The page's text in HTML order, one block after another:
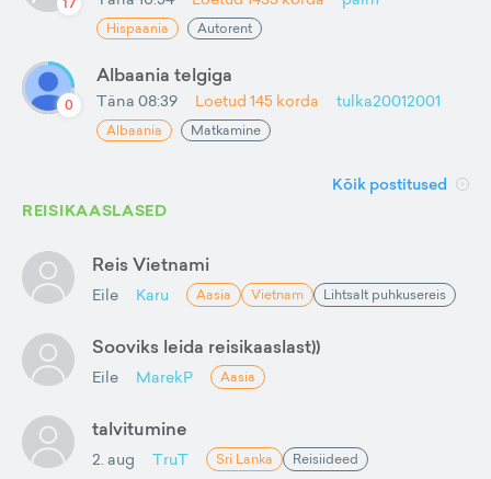
Hispaania Autorent
0
Albaania telgiga
Täna 08:39 Loetud 145 korda tulka20012001
Albaania Matkamine
Kõik postitused
REISIKAASLASED
Reis Vietnami
Eile Karu Aasia Vietnam Lihtsalt puhkusereis
Sooviks leida reisikaaslast))
Eile MarekP Aasia
talvitumine
2. aug TruT Sri Lanka Reisiideed